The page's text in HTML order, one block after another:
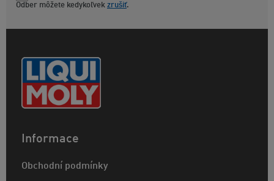
Odber môžete kedykoľvek zrušiť.
Informace
Obchodní podmínky